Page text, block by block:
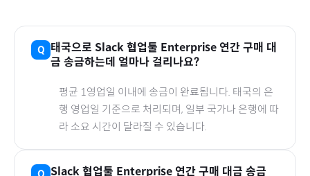
태국으로 Slack 협업툴 Enterprise 연간구매 대
금 송금하는데 얼마나 걸리나요?
평균 1영업일 이내에 송금이 완료됩니다. 태국의 은
행 영업일 기준으로 처리되며, 일부 국가나 은행에 따
라 소요 시간이 달라질 수 있습니다.
Slack 협업툴 Enterprise 연간구매 대금 송금